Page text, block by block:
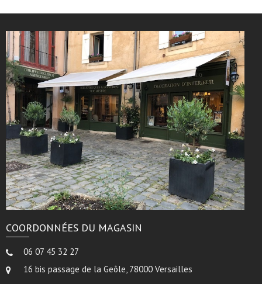
COORDONNÉES DU MAGASIN
06 07 45 32 27
16 bis passage de la Geôle, 78000 Versailles